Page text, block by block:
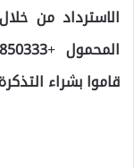
الاسترداد من
قاموا بشراء